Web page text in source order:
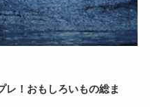
レ！おもしろいもの総ま